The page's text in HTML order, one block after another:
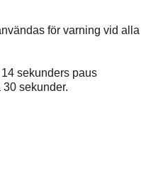
för varning vid alla
sekunders paus
sekunder.